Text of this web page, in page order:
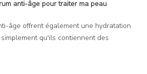
anti-âge pour traiter ma peau
âge offrent également une hydratation
qu'ils contiennent des